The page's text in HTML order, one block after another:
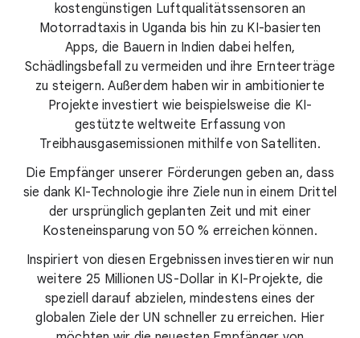
kostengünstigen Luftqualitätssensoren an
Motorradtaxis in Uganda bis hin zu KI-basierten
Apps, die Bauern in Indien dabei helfen,
Schädlingsbefall zu vermeiden und ihre Ernteerträge
zu steigern. Außerdem haben wir in ambitionierte
Projekte investiert wie beispielsweise die KI-
gestützte weltweite Erfassung von
Treibhausgasemissionen mithilfe von Satelliten.
Die Empfänger unserer Förderungen geben an, dass
sie dank KI-Technologie ihre Ziele nun in einem Drittel
der ursprünglich geplanten Zeit und mit einer
Kosteneinsparung von 50 % erreichen können.
Inspiriert von diesen Ergebnissen investieren wir nun
weitere 25 Millionen US-Dollar in KI-Projekte, die
speziell darauf abzielen, mindestens eines der
globalen Ziele der UN schneller zu erreichen. Hier